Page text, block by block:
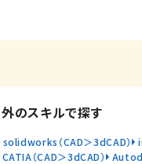
のスキルで探す
solidworks（CAD＞3dCAD）
CATIA（CAD＞3dCAD）